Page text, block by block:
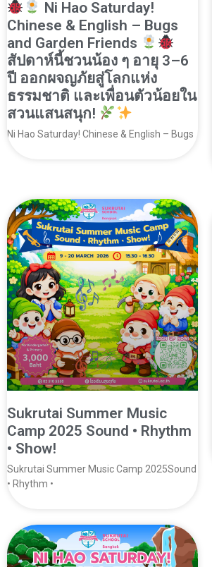
Ni Hao Saturday!
Chinese & English – Bugs
and Garden Friends
สัปดาห์นี้ชวนน้อง ๆ อายุ 3–6
ปี ออกผจญภัยสู่โลกแห่ง
ธรรมชาติ และเพื่อนตัวน้อยใน
สวนแสนสนุก!
Ni Hao Saturday! Chinese & English – Bugs
Sukrutai Summer Music
Camp 2025 Sound • Rhythm
• Show!
Sukrutai Summer Music Camp 2025Sound
• Rhythm •